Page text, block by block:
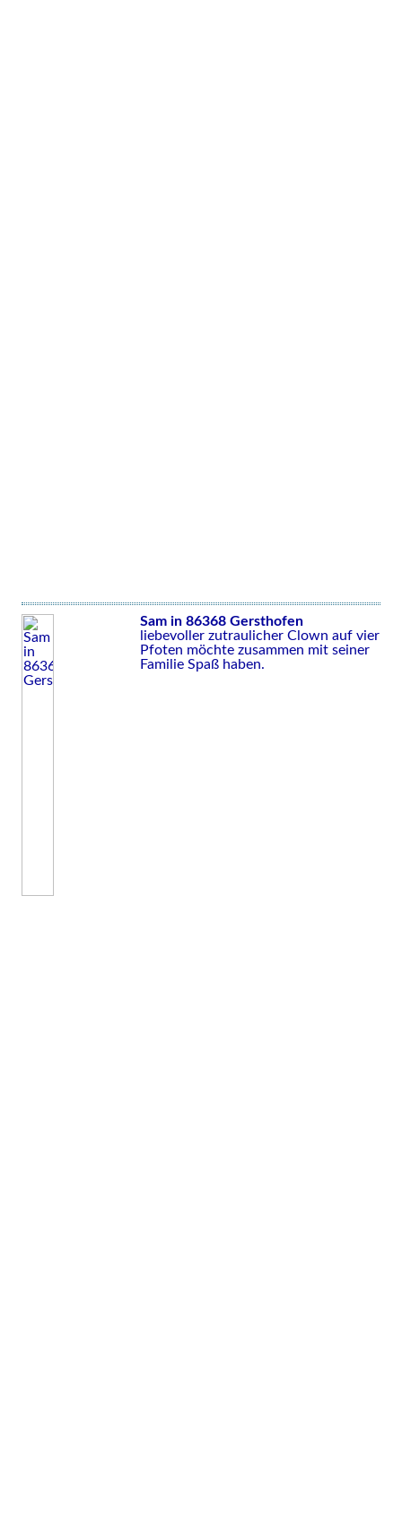
Sam in 86368 Gersthofen
liebevoller zutraulicher Clown auf vier
Pfoten möchte zusammen mit seiner
Familie Spaß haben.